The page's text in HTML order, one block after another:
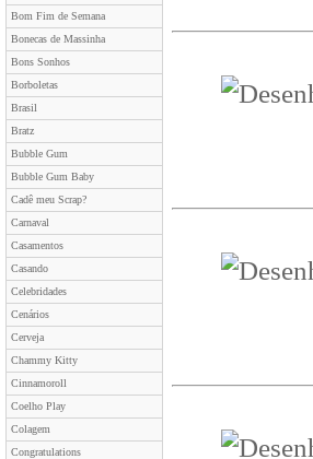
Bom Fim de Semana
Bonecas de Massinha
Bons Sonhos
Borboletas
Brasil
Bratz
Bubble Gum
Bubble Gum Baby
Cadê meu Scrap?
Carnaval
Casamentos
Casando
Celebridades
Cenários
Cerveja
Chammy Kitty
Cinnamoroll
Coelho Play
Colagem
Congratulations